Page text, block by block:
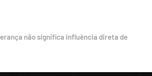
não significa influência direta de